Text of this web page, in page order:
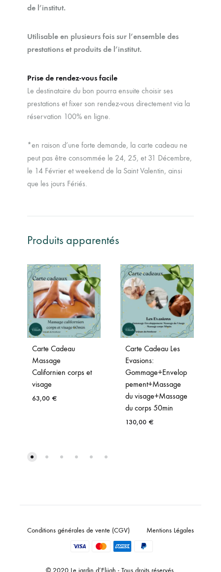
de l’institut.
Utilisable en plusieurs fois sur l’ensemble des
prestations et produits de l’institut.
Prise de rendez-vous facile
Le destinataire du bon pourra ensuite choisir ses
prestations et fixer son rendez-vous directement via la
réservation 100% en ligne.
*en raison d’une forte demande, la carte cadeau ne
peut pas être consommée le 24, 25, et 31 Décembre,
le 14 Février et weekend de la Saint Valentin, ainsi
que les jours Fériés.
Produits apparentés
Carte Cadeau
Massage
Californien corps et
visage
63,00 €
Carte Cadeau Les
Evasions:
Gommage+Envelop
pement+Massage
du visage+Massage
du corps 50min
130,00 €
© 2020 Le jardin d’Elijah - Tous droits réservés.
Conditions générales de vente (CGV) Mentions Légales